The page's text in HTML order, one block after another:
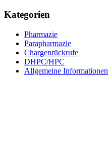
Kategorien
Pharmazie
Parapharmazie
Chargenrückrufe
DHPC/HPC
Allgemeine Informationen